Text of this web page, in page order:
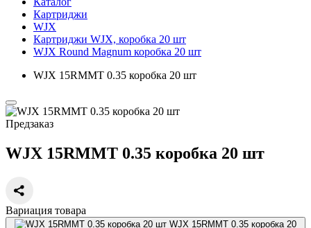
Картриджи
WJX
Картриджи WJX, коробка 20 шт
WJX Round Magnum коробка 20 шт
WJX 15RMMT 0.35 коробка 20 шт
Предзаказ
WJX 15RMMT 0.35 коробка 20 шт
Вариация товара
WJX 15RMMT 0.35 коробка 20